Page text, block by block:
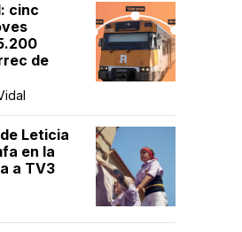
cinc
de
Leticia
en la
a TV3